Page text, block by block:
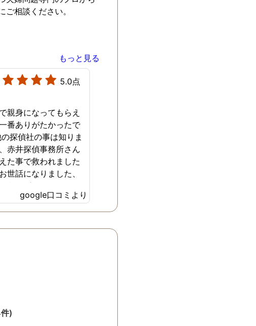
相談ください。
もっと見る
5.0点
親身になってもらえ
番ありがたかったで
探偵社の事は知りま
赤井探偵事務所さん
た事で救われました
世話になりました、
うございました。
google口コミより
)